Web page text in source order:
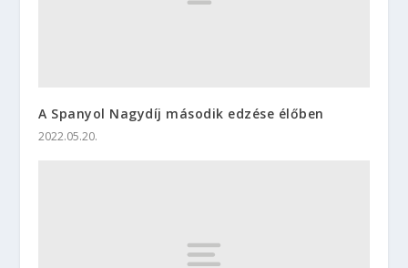
A Spanyol Nagydíj második edzése élőben
2022.05.20.